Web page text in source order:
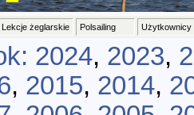
Lekcje żeglarskie Polsailing Użytkownicy
2024, 2023,
, 2015, 2014,